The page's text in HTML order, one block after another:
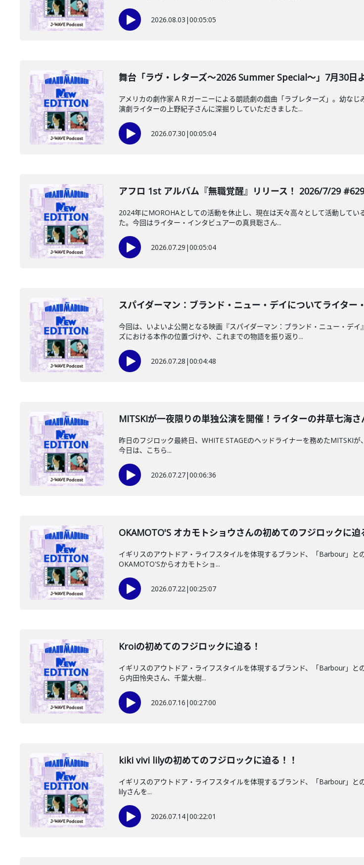
2026.08.03 |00:05:05
舞台「ラヴ・レターズ～2026 Summer Special～」7月30
アメリカの劇作家ＡＲガーニーによる朗読劇の戯曲「ラブレターズ」。幼な
演劇ライターの上野紀子さんに深掘りしていただきました...
2026.07.30 |00:05:04
アフロ 1st アルバム『無職覚醒』リリース！ 2026/7/29 #629
2024年にMOROHAとしての活動を休止し、現在は天々高々として活動して
た。今回はライター・インタビュアーの真貝聡さん...
2026.07.29 |00:05:04
スパイダーマン：ブランド・ニュー・デイについてライタ
今回は、いよいよ公開となる映画『スパイダーマン：ブランド・ニュー・デ
ズにおける本作の位置づけや、これまでの物語を振り返り...
2026.07.28 |00:04:48
MITSKIが一夜限りの単独公演を開催！ライターの井草七海
昨日のフジロック最終日、WHITE STAGEのヘッドライナーを務めたMITSKI
今日は、こちら...
2026.07.27|00:06:36
OKAMOTO'S オカモトショウさんの初めてのフジロックに迫
イギリスのアウトドア・ライフスタイルを体現するブランド、「Barbour」
OKAMOTO'Sからオカモトショ...
2026.07.22|00:25:07
Kroiの初めてのフジロックに迫る！
イギリスのアウトドア・ライフスタイルを体現するブランド、「Barbour」
ら内田怜央さん、千葉大樹...
2026.07.16 |00:27:00
kiki vivi lilyの初めてのフジロックに迫る！！
イギリスのアウトドア・ライフスタイルを体現するブランド、「Barbour」
lilyさんを...
2026.07.14|00:22:01